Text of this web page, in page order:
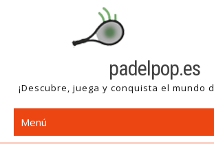
padelpop.es
¡Descubre, juega y conquista el mundo
Menú